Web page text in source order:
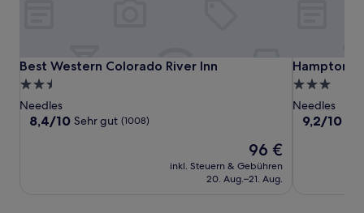
Best
Western
Colorado
River
Best
Western
Colorado
River
Best Western Colorado River Inn
Best Western Colorado River Inn
2.5-
Sterne-
Unterkunft
Needles
8.4
8,4/10 Sehr gut (1008)
Der
Preis
beträgt
96 €
inkl. Steuern & Gebühren
20. Aug.–21. Aug.
Hampton
Inn
Needles
Colorado
Hampton
Hampton
3.0-
Sterne-
Unterkunft
Needles
9.2
9,2/10